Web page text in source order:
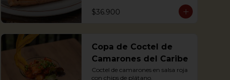
$36.900
Copa de Coctel de
Camarones del Caribe
Coctel de camarones en salsa roja
con chips de plátano.